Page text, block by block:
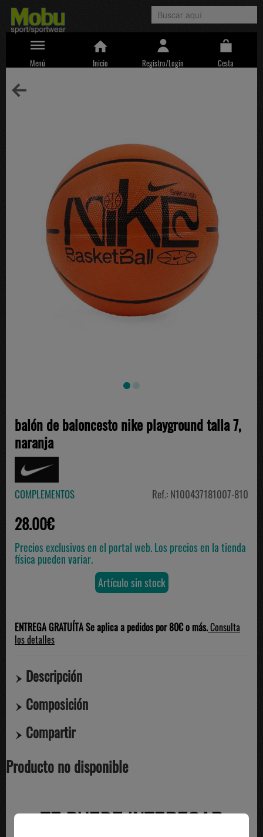
Menú Inicio Registro/Login Cesta
balón de baloncesto nike playground talla 7,
naranja
COMPLEMENTOS Ref.: N100437181007-810
28.00€
Precios exclusivos en el portal web. Los precios en la tienda
física pueden variar.
Artículo sin stock
ENTREGA GRATUÍTA Se aplica a pedidos por 80€ o más.Consulta
los detalles
Descripción
Composición
Compartir
Producto no disponible
TE PUEDE INTERESAR